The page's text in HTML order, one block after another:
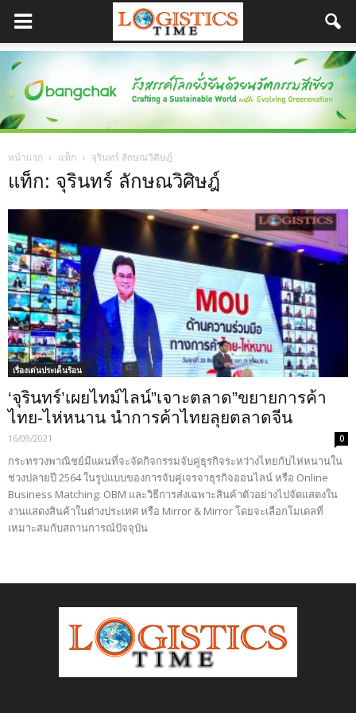
หน้าแรก แท็ก จุรินทร์ ลักษณวิศิษฎ์
แท็ก: จุรินทร์ ลักษณวิศิษฎ์
เรื่องเด่นประเด็นร้อน
‘จุรินทร์’เผยไทม์ไลน์”เจาะตลาด”ขยายการค้า
ไทย-ไห่หนาน นำการค้าไทยลุยตลาดจีน
16/09/2021 0
กระทรวงพาณิชย์มีแผนที่จะจัดกิจกรรมจับคู่ธุรกิจระหว่างไทยกับไห่หนานใน
ช่วงปลายปี 2564 ในรูปแบบของการจับคู่เจรจาธุรกิจออนไลน์ หรือ Online
Business Matching: OBM และวิธีการส่งเฉพาะสินค้าตัวอย่างไปจัดแสดงใน
งานแสดงสินค้าในต่างประเทศ หรือ Mirror & Mirror โดยจะเลือกโมเดลที่
เหมาะสมกับสถานการณ์ปัจจุบัน